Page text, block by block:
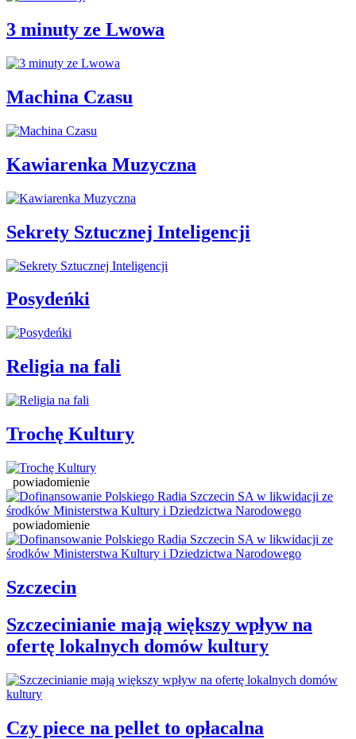
3 minuty ze Lwowa
Machina Czasu
Kawiarenka Muzyczna
Sekrety Sztucznej Inteligencji
Posydeńki
Religia na fali
Trochę Kultury
powiadomienie
powiadomienie
Szczecin
Szczecinianie mają większy wpływ na
ofertę lokalnych domów kultury
Czy piece na pellet to opłacalna